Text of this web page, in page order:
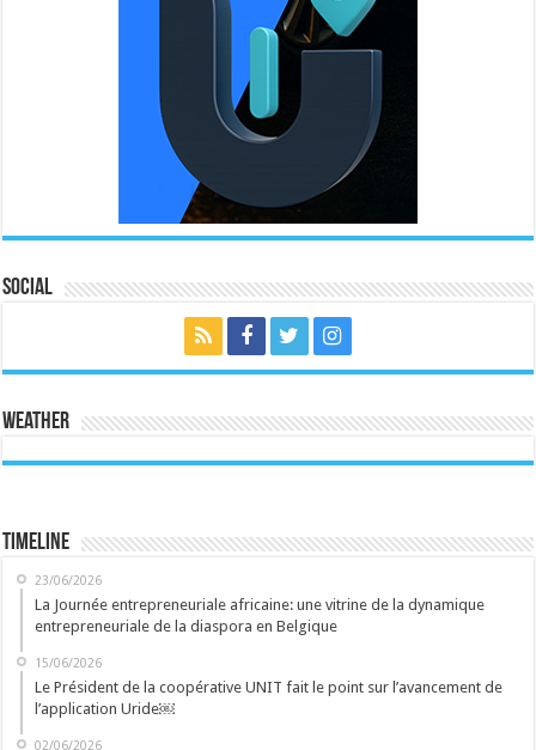
Social
Weather
Timeline
23/06/2026
La Journée entrepreneuriale africaine: une vitrine de la dynamique
entrepreneuriale de la diaspora en Belgique
15/06/2026
Le Président de la coopérative UNIT fait le point sur l’avancement de
l’application Uride￼
02/06/2026